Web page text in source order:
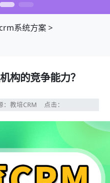
系统方案>
构的竞争能力？
：教培CRM 点击：